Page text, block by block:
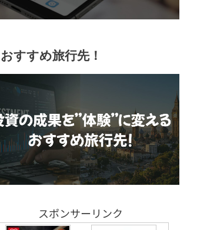
おすすめ旅行先！
スポンサーリンク